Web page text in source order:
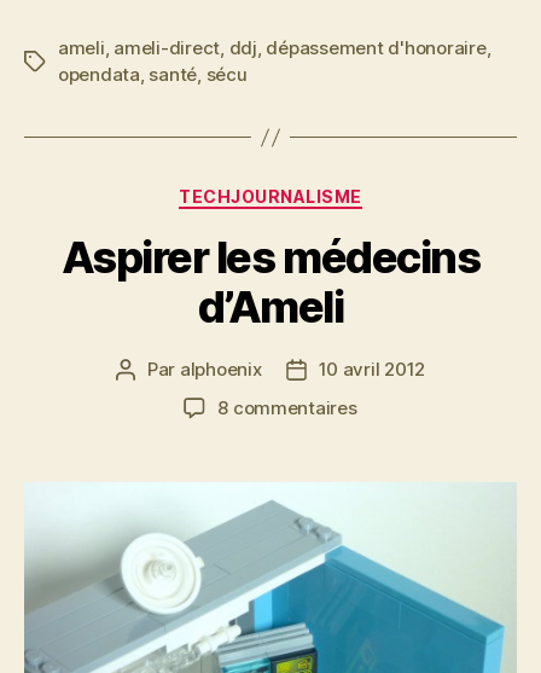
Étiquettes
ameli, ameli-direct, ddj, dépassement d'honoraire,
opendata, santé, sécu
Catégories
TECHJOURNALISME
Aspirer les médecins
d’Ameli
Auteur
Par alphoenix
Date
de
10 avril 2012
8 commentairessur
médecins